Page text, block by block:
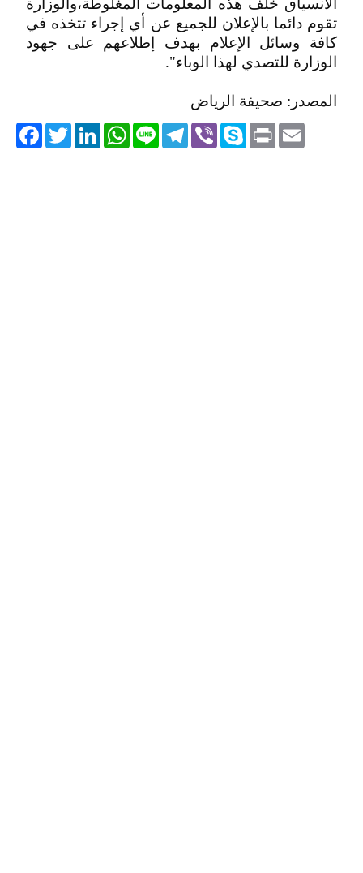
الانسياق خلف هذه المعلومات المغلوطة،والوزارة
تقوم دائما بالإعلان للجميع عن أي إجراء تتخذه في
كافة وسائل الإعلام بهدف إطلاعهم على جهود
الوزارة للتصدي لهذا الوباء".
المصدر: صحيفة الرياض
TwitterLinkedIn
WhatsApp Line
Telegram ViberSkype PrintEmail